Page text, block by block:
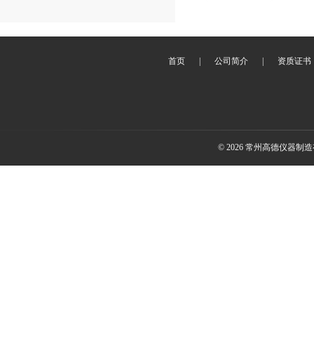
首页 公司简介 资质证书
© 2026 常州高德仪器制